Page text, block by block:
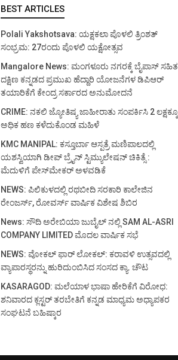
BEST ARTICLES
Polali Yakshotsava: ಯಕ್ಷಕಲಾ ಪೊಳಲಿ ತ್ರಿಂಶತ್
ಸಂಭ್ರಮ: 27ರಂದು ಪೊಳಲಿ ಯಕ್ಷೋತ್ಸವ
Mangalore News: ಮಂಗಳೂರು ನಗರಕ್ಕೆ ಬೈಪಾಸ್‌ ಸಹಿತ
ದಕ್ಷಿಣ ಕನ್ನಡದ ಪ್ರಮುಖ ಹೆದ್ದಾರಿ ಯೋಜನೆಗಳ ಡಿಪಿಆರ್
ತಯಾರಿಕೆಗೆ ಕೇಂದ್ರ ಸರ್ಕಾರದ ಅನುಮೋದನೆ
CRIME: ನಕಲಿ ಜ್ಯೋತಿಷ್ಯ ಜಾಹೀರಾತು ಸಂಪರ್ಕಿಸಿ 2 ಲಕ್ಷಕ್ಕೂ
ಅಧಿಕ ಹಣ ಕಳೆದುಕೊಂಡ ಮಹಿಳೆ
KMC MANIPAL: ಕಸ್ತೂರ್ಬಾ ಆಸ್ಪತ್ರೆ ಮಣಿಪಾಲದಲ್ಲಿ
ಯಶಸ್ವಿಯಾಗಿ ಡೀಪ್ ಬ್ರೈನ್ ಸ್ಟಿಮ್ಯುಲೇಷನ್ ಚಿಕಿತ್ಸೆ :
ಮೆದುಳಿಗೆ ಪೇಸ್‌ಮೇಕರ್ ಅಳವಡಿಕೆ
NEWS: ಪಿಲಿಕುಳದಲ್ಲಿ ರಥಬೀದಿ ಸರಕಾರಿ ಕಾಲೇಜಿನ
ರೇಂಜರ್ಸ್, ರೋವರ್ಸ್ ವಾರ್ಷಿಕ ವಿಶೇಷ ಶಿಬಿರ
News: ಸೌದಿ ಅರೇಬಿಯಾ ಜುಬೈಲ್ ನಲ್ಲಿ SAM AL-ASRI
COMPANY LIMITED ಮೊದಲ ವಾರ್ಷಿಕ ಸಭೆ
NEWS: ವೋಕಲ್ ಫಾರ್ ಲೋಕಲ್: ಕರಾವಳಿ ಉತ್ಸವದಲ್ಲಿ
ವ್ಯಾಪಾರಸ್ಥರನ್ನು ಹುರಿದುಂಬಿಸಿದ ಸಂಸದ ಕ್ಯಾ. ಚೌಟ
KASARAGOD: ಮಲೆಯಾಳ ಭಾಷಾ ಹೇರಿಕೆಗೆ ವಿರೋಧ:
ಶನಿವಾರದ ಕ್ಲಸ್ಟರ್ ತರಬೇತಿಗೆ ಕನ್ನಡ ಮಾಧ್ಯಮ ಅಧ್ಯಾಪಕರ
ಸಂಘಟನೆ ಬಹಿಷ್ಕಾರ